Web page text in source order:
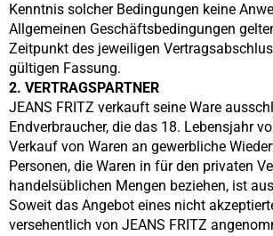
Kenntnis solcher Bedingungen keine
Allgemeinen Geschäftsbedingungen
Zeitpunkt des jeweiligen
gültigen Fassung.
2. VERTRAGSPARTNER
JEANS FRITZ verkauft seine Ware
Endverbraucher, die das 18. Lebensjahr
Verkauf von Waren an gewerbliche
Personen, die Waren in für den privaten
handelsüblichen Mengen beziehen, ist
Soweit das Angebot eines nicht
versehentlich von JEANS FRITZ